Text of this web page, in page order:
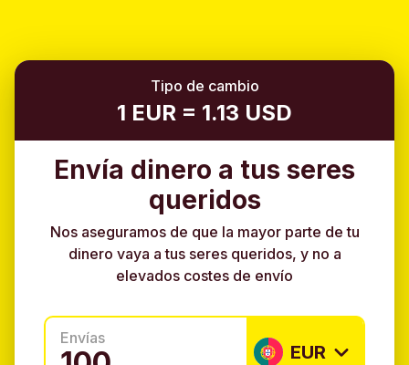
Tipo de cambio
1 EUR = 1.13 USD
Envía dinero a tus seres
queridos
Nos aseguramos de que la mayor parte de tu
dinero vaya a tus seres queridos, y no a
elevados costes de envío
Envías
EUR